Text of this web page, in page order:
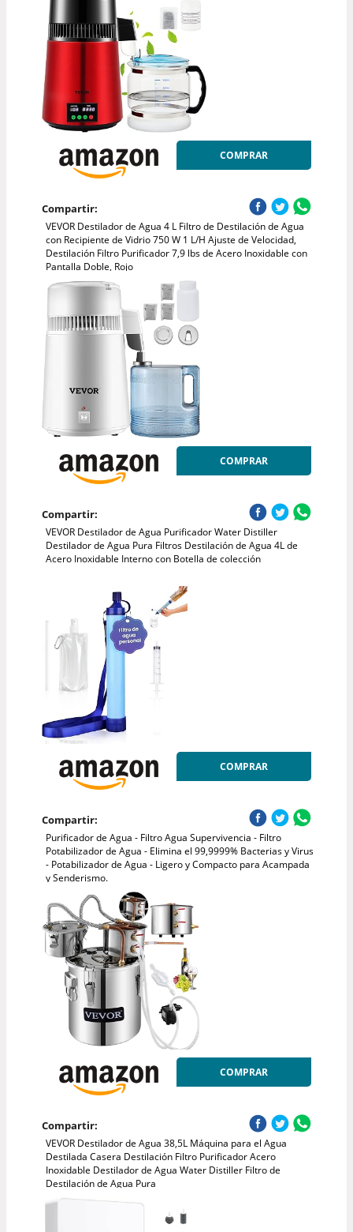
COMPRAR
Compartir:
VEVOR Destilador de Agua 4 L Filtro de Destilación de Agua
con Recipiente de Vidrio 750 W 1 L/H Ajuste de Velocidad,
Destilación Filtro Purificador 7,9 lbs de Acero Inoxidable con
Pantalla Doble, Rojo
COMPRAR
Compartir:
VEVOR Destilador de Agua Purificador Water Distiller
Destilador de Agua Pura Filtros Destilación de Agua 4L de
Acero Inoxidable Interno con Botella de colección
COMPRAR
Compartir:
Purificador de Agua - Filtro Agua Supervivencia - Filtro
Potabilizador de Agua - Elimina el 99,9999% Bacterias y Virus
- Potabilizador de Agua - Ligero y Compacto para Acampada
y Senderismo.
COMPRAR
Compartir:
VEVOR Destilador de Agua 38,5L Máquina para el Agua
Destilada Casera Destilación Filtro Purificador Acero
Inoxidable Destilador de Agua Water Distiller Filtro de
Destilación de Agua Pura